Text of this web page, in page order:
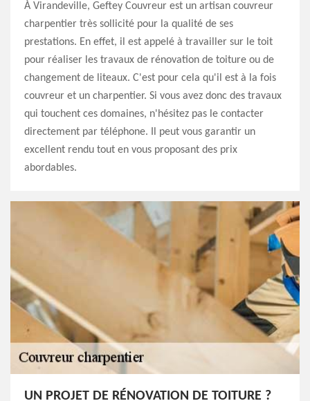
À Virandeville, Geftey Couvreur est un artisan couvreur
charpentier très sollicité pour la qualité de ses
prestations. En effet, il est appelé à travailler sur le toit
pour réaliser les travaux de rénovation de toiture ou de
changement de liteaux. C'est pour cela qu'il est à la fois
couvreur et un charpentier. Si vous avez donc des travaux
qui touchent ces domaines, n'hésitez pas le contacter
directement par téléphone. Il peut vous garantir un
excellent rendu tout en vous proposant des prix
abordables.
UN PROJET DE RÉNOVATION DE TOITURE ?